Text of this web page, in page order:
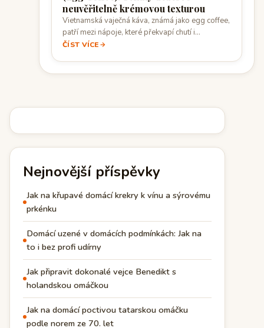
neuvěřitelně krémovou texturou
Vietnamská vaječná káva, známá jako egg coffee,
patří mezi nápoje, které překvapí chutí i…
ČÍST VÍCE
Nejnovější příspěvky
Jak na křupavé domácí krekry k vínu a sýrovému
prkénku
Domácí uzené v domácích podmínkách: Jak na
to i bez profi udírny
Jak připravit dokonalé vejce Benedikt s
holandskou omáčkou
Jak na domácí poctivou tatarskou omáčku
podle norem ze 70. let